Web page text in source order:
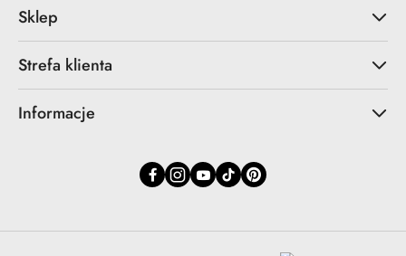
Sklep
Strefa klienta
Informacje